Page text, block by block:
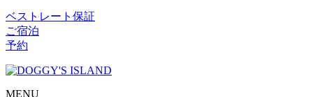
ベストレート保証
ご宿泊
予約
MENU